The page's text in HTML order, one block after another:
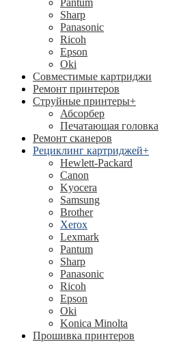
Pantum
Sharp
Panasonic
Ricoh
Epson
Oki
Совместимые картриджи
Ремонт принтеров
Струйные принтеры+
Абсорбер
Печатающая головка
Ремонт сканеров
Рециклинг картриджей+
Hewlett-Packard
Canon
Kyocera
Samsung
Brother
Xerox
Lexmark
Pantum
Sharp
Panasonic
Ricoh
Epson
Oki
Konica Minolta
Прошивка принтеров